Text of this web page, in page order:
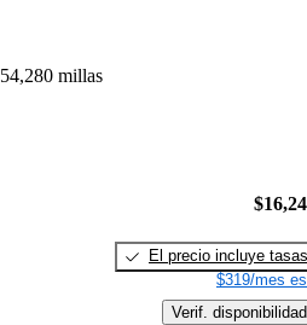
54,280 millas
El precio incluye tasas
$319/mes
Verif. disponibilidad